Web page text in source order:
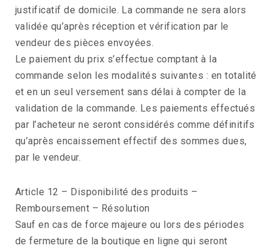
justificatif de domicile. La commande ne sera alors
validée qu’après réception et vérification par le
vendeur des pièces envoyées.
Le paiement du prix s’effectue comptant à la
commande selon les modalités suivantes : en totalité
et en un seul versement sans délai à compter de la
validation de la commande. Les paiements effectués
par l’acheteur ne seront considérés comme définitifs
qu’après encaissement effectif des sommes dues,
par le vendeur.
Article 12 – Disponibilité des produits –
Remboursement – Résolution
Sauf en cas de force majeure ou lors des périodes
de fermeture de la boutique en ligne qui seront